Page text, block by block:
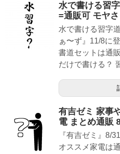
水で書ける習
=通販可 モヤ
水で書ける習字
ぁ〜ず』11/8に
書道セットは通
だけで書ける？
有吉ゼミ 家事
電 まとめ通販
『有吉ゼミ』8/
オススメ家電は